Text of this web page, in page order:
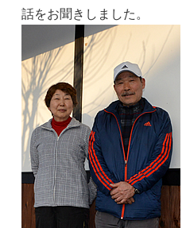
話をお聞きしました。